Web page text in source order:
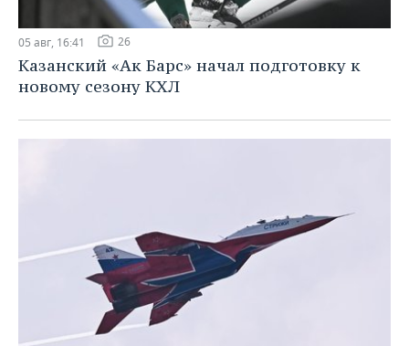
05 авг, 16:41 26
Казанский «Ак Барс» начал подготовку к
новому сезону КХЛ